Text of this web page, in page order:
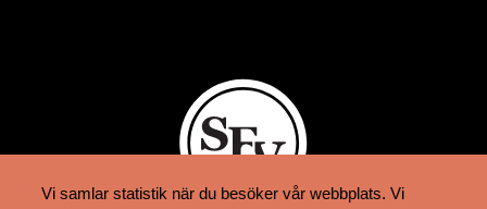
Vi samlar statistik när du besöker vår webbplats. Vi